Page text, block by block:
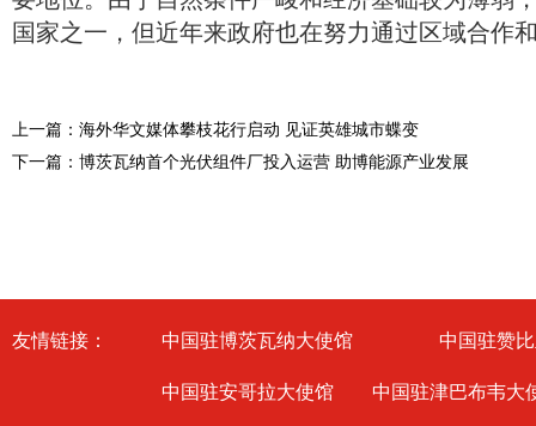
国家之一，但近年来政府也在努力通过区域合作
上一篇：海外华文媒体攀枝花行启动 见证英雄城市蝶变
下一篇：博茨瓦纳首个光伏组件厂投入运营 助博能源产业发展
友情链接： 中国驻博茨瓦纳大使馆
中国驻赞
中国驻安哥拉大使馆
中国驻津巴布韦大